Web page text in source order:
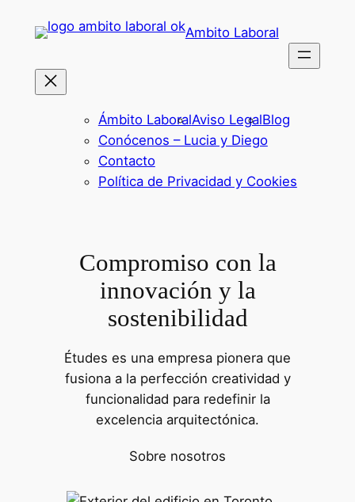
Ambito Laboral
Ámbito LaboralAviso LegalBlog
Conócenos – Lucia y Diego
Contacto
Política de Privacidad y Cookies
Compromiso con la
innovación y la
sostenibilidad
Études es una empresa pionera que
fusiona a la perfección creatividad y
funcionalidad para redefinir la
excelencia arquitectónica.
Sobre nosotros